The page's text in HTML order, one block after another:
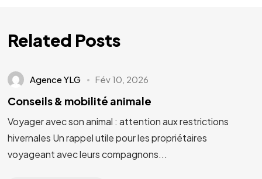
Related Posts
Agence YLG Fév 10, 2026
Conseils & mobilité animale
Voyager avec son animal : attention aux restrictions
hivernales Un rappel utile pour les propriétaires
voyageant avec leurs compagnons...